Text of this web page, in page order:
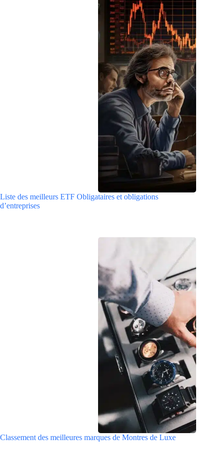
Liste des meilleurs ETF Obligataires et obligations
d’entreprises
Classement des meilleures marques de Montres de Luxe